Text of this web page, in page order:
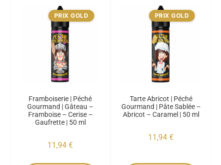
PRIX GOLD
Framboiserie | Péché
Gourmand | Gâteau –
Framboise – Cerise –
Gaufrette | 50 ml
11,94 €
PRIX GOLD
Tarte Abricot | Péché
Gourmand | Pâte Sablée –
Abricot – Caramel | 50 ml
11,94 €